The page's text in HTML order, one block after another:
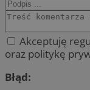
Akceptuję
oraz politykę
Błąd: